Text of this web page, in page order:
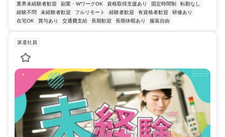
業界未経験者歓迎 副業・WワークOK 資格取得支援あり 固定時間制
転勤なし
経験不問
未経験者歓迎 フルリモート 経験者歓迎 有資格者歓迎
研修あり
在宅OK
賞与あり 交通費支給 長期歓迎 長期休暇あり 服装自由
派遣社員